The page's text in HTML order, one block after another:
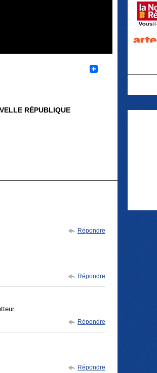
RÉPUBLIQUE
Répondre
Répondre
Répondre
Répondre